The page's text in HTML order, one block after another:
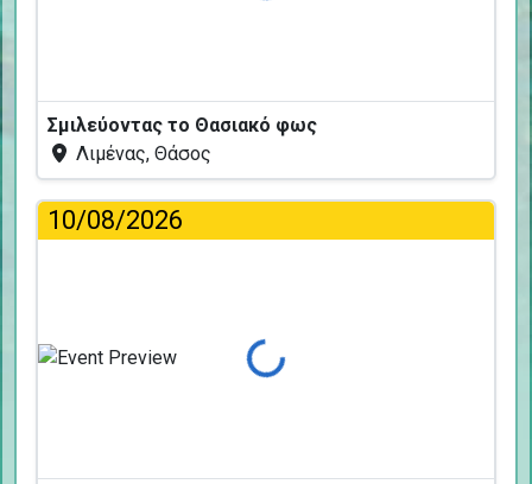
Σμιλεύοντας το Θασιακό φως
Λιμένας, Θάσος
10/08/2026
Φόρτωση...